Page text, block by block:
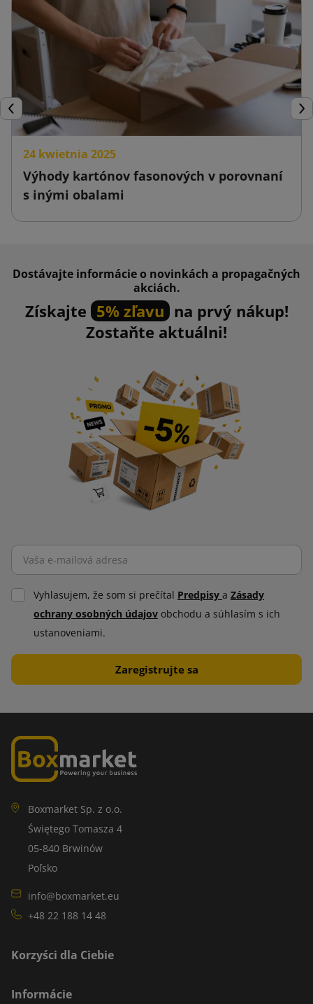
Späť
24 kwietnia 2025
Výhody kartónov fasonových v porovnaní
s inými obalami
Dostávajte informácie o novinkách a propagačných
akciách.
Získajte 5% zľavu na prvý nákup!
Zostaňte aktuálni!
Vyhlasujem, že som si prečítal Predpisy a Zásady
ochrany osobných údajov obchodu a súhlasím s ich
ustanoveniami.
Boxmarket Sp. z o.o.
Świętego Tomasza 4
05-840 Brwinów
Poľsko
info@boxmarket.eu
+48 22 188 14 48
Korzyści dla Ciebie
Informácie